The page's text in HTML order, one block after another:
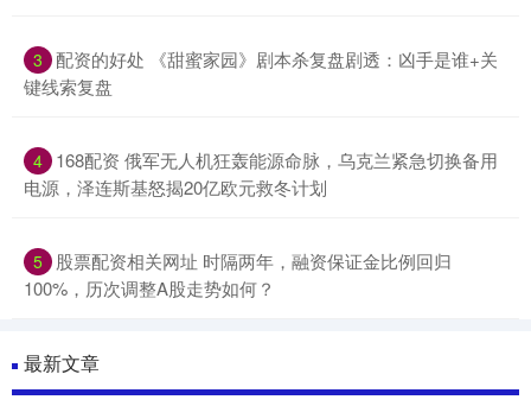
3 配资的好处 《甜蜜家园》剧本杀复盘剧透：凶手是谁+关
键线索复盘
4 168配资 俄军无人机狂轰能源命脉，乌克兰紧急切换备用
电源，泽连斯基怒揭20亿欧元救冬计划
5
股票配资相关网址 时隔两年，融资保证金比例回归
100%，历次调整A股走势如何？
最新文章